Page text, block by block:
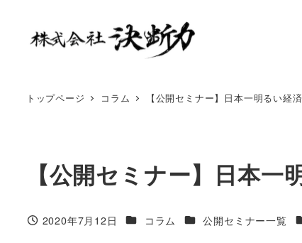
トップページ コラム 【公開セミナー】日本一明るい経
【公開セミナー】日本
2020年7月12日 コラム 公開セミナー一覧